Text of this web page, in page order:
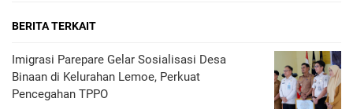
BERITA TERKAIT
Imigrasi Parepare Gelar Sosialisasi Desa
Binaan di Kelurahan Lemoe, Perkuat
Pencegahan TPPO